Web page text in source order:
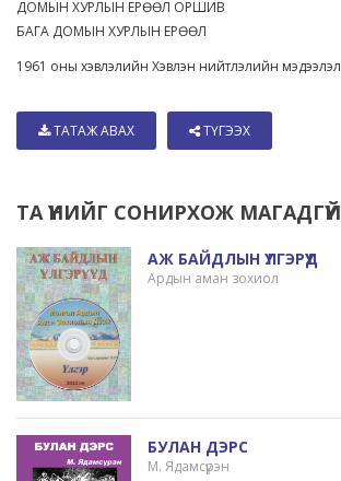
ДОМЫН ХУРЛЫН ЕРӨӨЛ ОРШИВ
БАГА ДОМЫН ХУРЛЫН ЕРӨӨЛ
1961 оны хэвлэлийн Хэвлэн нийтлэлийн мэдээлэл
ТАТАЖ АВАХ ТҮГЭЭХ
ТА ҮҮНИЙГ СОНИРХОЖ МАГАДГҮЙ
АЖ БАЙДЛЫН ҮЛГЭРҮҮД
Ардын аман зохиол
БУЛАН ДЭРС
М. Ядамсүрэн